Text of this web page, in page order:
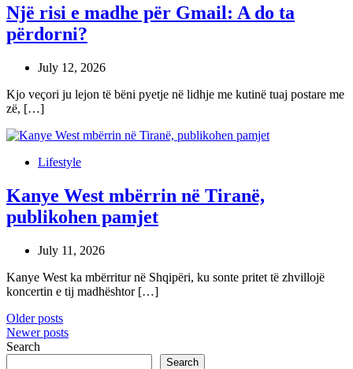
Një risi e madhe për Gmail: A do ta
përdorni?
July 12, 2026
Kjo veçori ju lejon të bëni pyetje në lidhje me kutinë tuaj postare me
zë, […]
Lifestyle
Kanye West mbërrin në Tiranë,
publikohen pamjet
July 11, 2026
Kanye West ka mbërritur në Shqipëri, ku sonte pritet të zhvillojë
koncertin e tij madhështor […]
Posts
navigation
Older posts
Newer posts
Search
Search